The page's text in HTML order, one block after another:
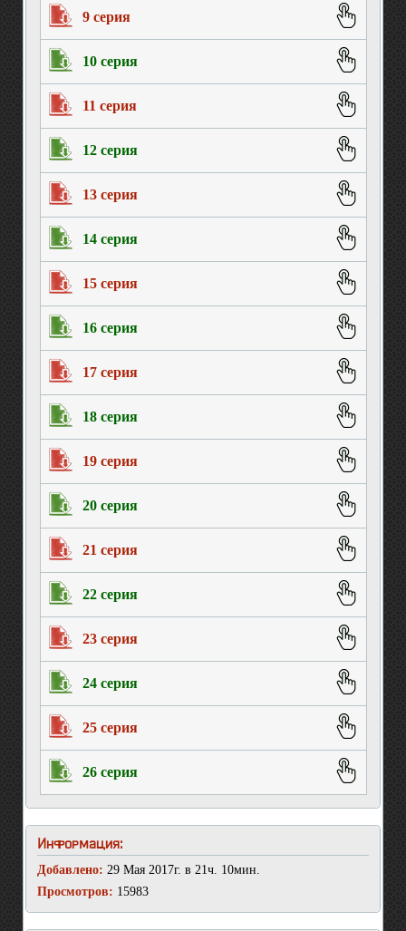
9 серия
10 серия
11 серия
12 серия
13 серия
14 серия
15 серия
16 серия
17 серия
18 серия
19 серия
20 серия
21 серия
22 серия
23 серия
24 серия
25 серия
26 серия
Информация:
Добавлено: 29 Мая 2017г. в 21ч. 10мин.
Просмотров: 15983